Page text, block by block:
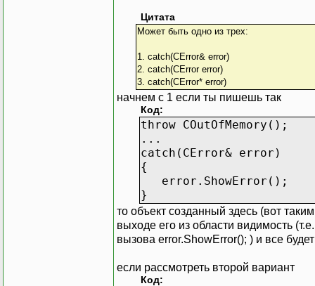
Цитата
Может быть одно из трех:
1. catch(CError& error)
2. catch(CError error)
3. catch(CError* error)
начнем c 1 если ты пишешь так
Код:
throw COutOfMemory();
...
catch(CError& error)
{
error.ShowError();
}
то объект созданный здесь (вот
выходе его из области видимость
вызова error.ShowError(); ) и все
если рассмотреть второй вариант
Код: